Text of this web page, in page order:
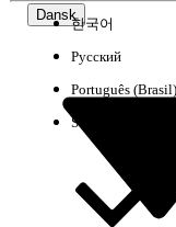
Dansk
한국어
Русский
Português (Brasil)
Suomi